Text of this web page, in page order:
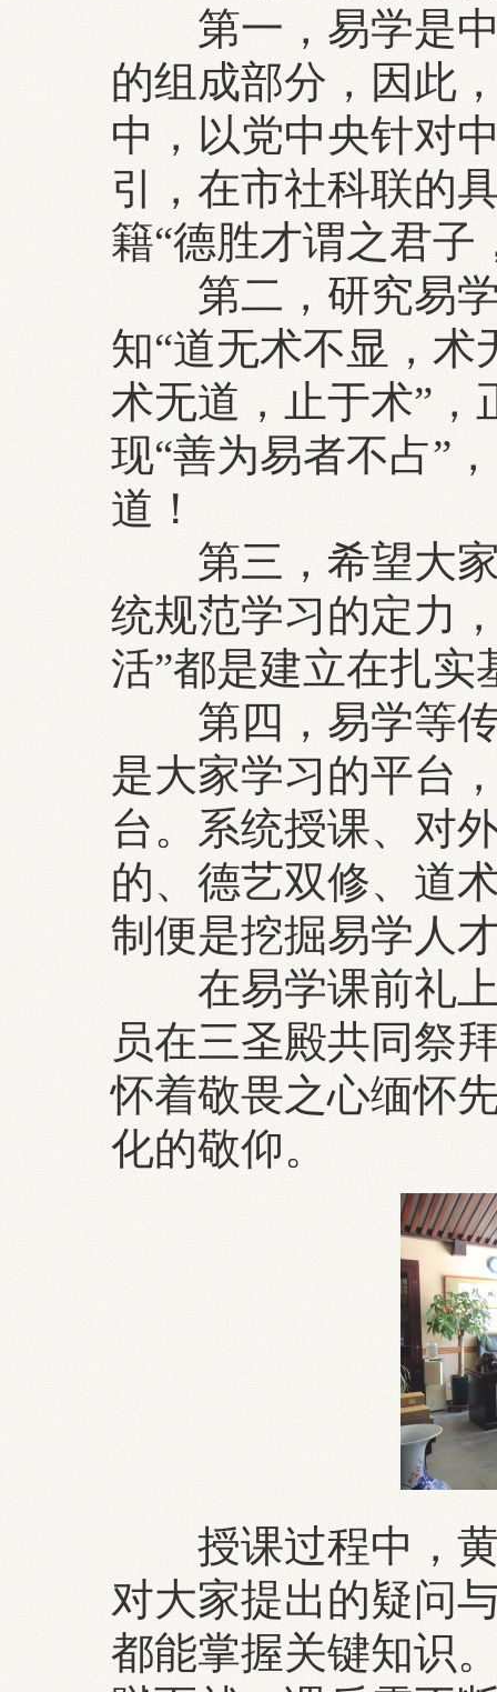
第一，易学是中
的组成部分，因此
中，以党中央针对
引，在市社科联的
籍“德胜才谓之君子
第二，研究易学
知“道无术不显，术
术无道，止于术”‌，
现“善为易者不占”
道！
第三，希望大家
统规范学习的定力
活”都是建立在扎实
第四，易学等传
是大家学习的平台
台。系统授课、对
的、德艺双修、道
制便是挖掘易学人
在易学课前礼上
员在三圣殿共同祭
怀着敬畏之心缅怀
化的敬仰。
授课过程中，黄
对大家提出的疑问
都能掌握关键知识